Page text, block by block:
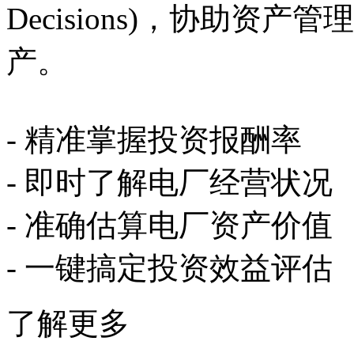
Decisions)，协助资产管
产。
- 精准掌握投资报酬率
- 即时了解电厂经营状况
- 准确估算电厂资产价值
- 一键搞定投资效益评估
了解更多